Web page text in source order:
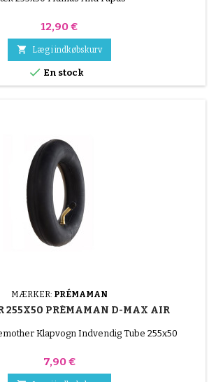
Pris
12,90 €
 Læg i indkøbskurv
 En stock
MÆRKER: PRÉMAMAN
255X50 PRÉMAMAN D-MAX AIR
Klapvogn Indvendig Tube 255x50
Pris
7,90 €